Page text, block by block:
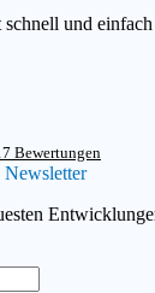
und einfach
Bewertungen
Newsletter